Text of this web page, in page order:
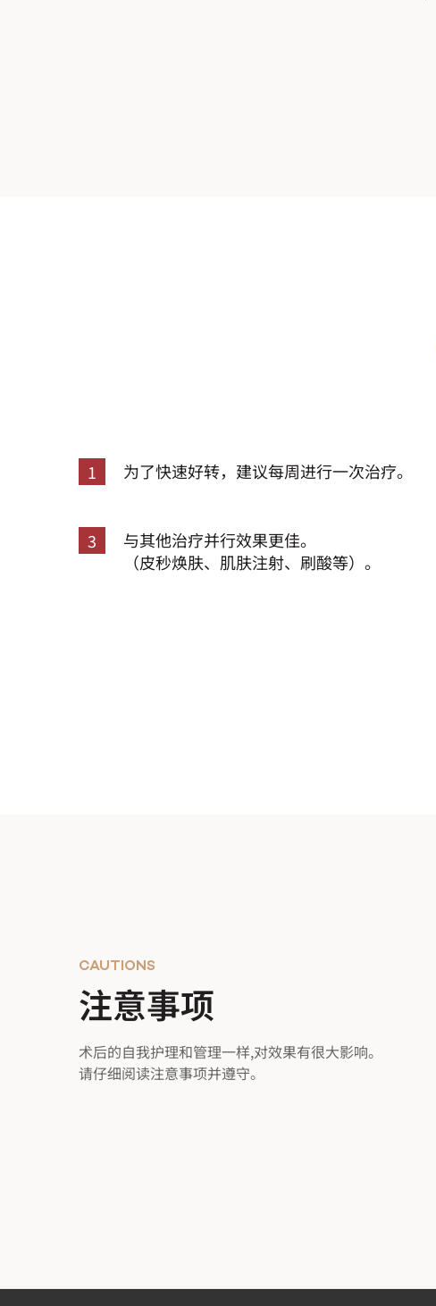
1 为了快速好转，建议每周进行一次治疗。
3
与其他治疗并行效果更佳。
（皮秒焕肤、肌肤注射、刷酸等）。
注意事项
CAUTIONS
术后的自我护理和管理一样,对效果有很大影响。
请仔细阅读注意事项并遵守。